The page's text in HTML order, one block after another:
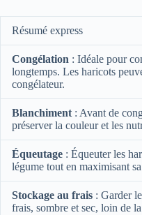
Résumé express
Congélation : Idéale pour
longtemps. Les haricots
congélateur.
Blanchiment : Avant de
préserver la couleur et les
Équeutage : Équeuter les
légume tout en maximisant
Stockage au frais : Garder
frais, sombre et sec, loin de